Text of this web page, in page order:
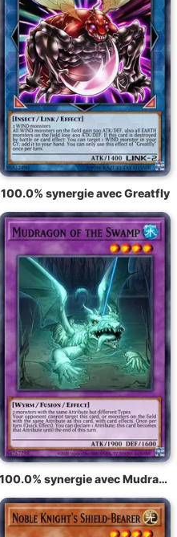
100.0% synergie avec Greatfly
100.0% synergie avec Mudragon du Marais